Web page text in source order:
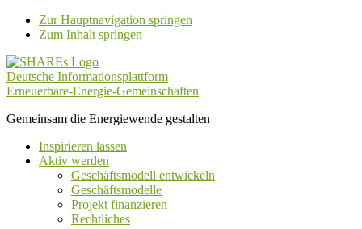
Zur Hauptnavigation springen
Zum Inhalt springen
Deutsche Informationsplattform
Erneuerbare-Energie-Gemeinschaften
Gemeinsam die Energiewende gestalten
Inspirieren lassen
Aktiv werden
Geschäftsmodell entwickeln
Geschäftsmodelle
Projekt finanzieren
Rechtliches